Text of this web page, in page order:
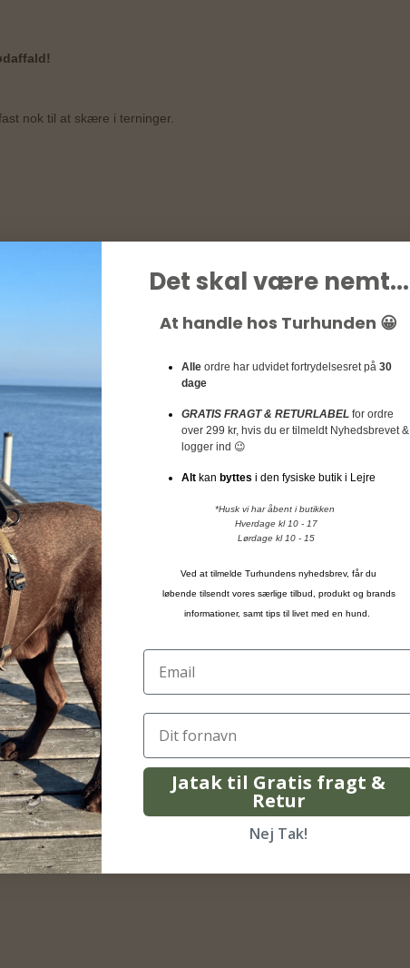
nok til at skære i terninger.
den ned i portionsposer.
Det skal være nemt...
At handle hos Turhunden 😀
Alle ordre har udvidet fortrydelsesret på 30
dage
GRATIS FRAGT & RETURLABEL for ordre
over 299 kr, hvis du er tilmeldt Nyhedsbrevet &
logger ind 😉
Alt kan byttes i den fysiske butik i Lejre
*Husk vi har åbent i butikken
Hverdage kl 10 - 17
Lørdage kl 10 - 15
Ved at tilmelde Turhundens nyhedsbrev, får du
løbende tilsendt vores særlige tilbud, produkt og brands
informationer, samt tips til livet med en hund.
Jatak til Gratis fragt &
Retur
Nej Tak!